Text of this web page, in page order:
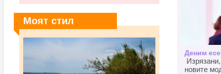
Моят стил
Деним
новите